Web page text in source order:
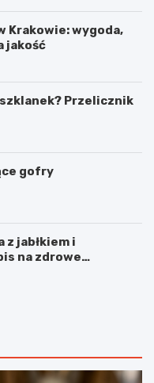
Krakowie: wygoda,
jakość
Przelicznik
gofry
z jabłkiem i
na zdrowe